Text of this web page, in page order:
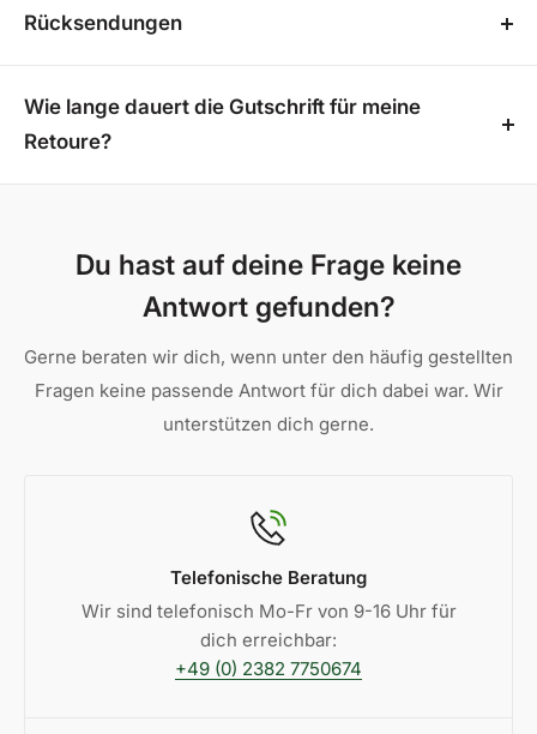
Mastercard
Rücksendungen
Kein Problem! Sie haben die Möglichkeit, Ihre
Bestellung innerhalb von 14 Tagen ohne Angabe von
ist und maßgefertigte Produkte sowie individuell
zugeschnittene Überdachungen von der Rückgabe
dass jede Retoure reibungslos und transparent
abläuft.
Wie lange dauert die Gutschrift für meine
Retoure?
Du hast auf deine Frage keine
Antwort gefunden?
Gerne beraten wir dich, wenn unter den häufig gestellten
Fragen keine passende Antwort für dich dabei war. Wir
unterstützen dich gerne.
Telefonische Beratung
Wir sind telefonisch Mo-Fr von 9-16 Uhr für
dich erreichbar:
+49 (0) 2382 7750674